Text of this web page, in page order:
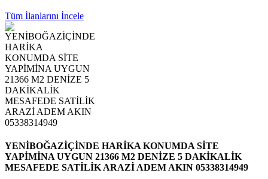
Tüm İlanlarını İncele
YENİBOĞAZİÇİNDE HARİKA KONUMDA SİTE
YAPİMİNA UYGUN 21366 M2 DENİZE 5 DAKİKALİK
MESAFEDE SATİLİK ARAZİ ADEM AKIN 05338314949